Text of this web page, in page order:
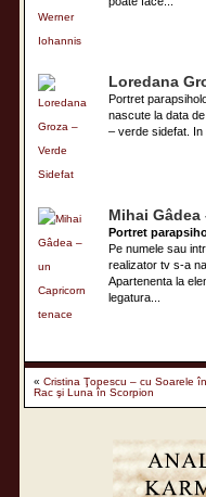
Loredana
Portret
nascute la data
– verde sidefat. In
Mihai
Portret
Pe numele sau
realizator tv s-a
Apartenenta la
legatura...
«Cristina Ţopescu – cu Soarele în
Rac şi Luna în Scorpion